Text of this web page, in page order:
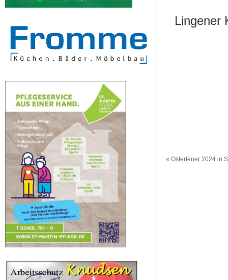
Lingener
« Osterfeuer 2024 in